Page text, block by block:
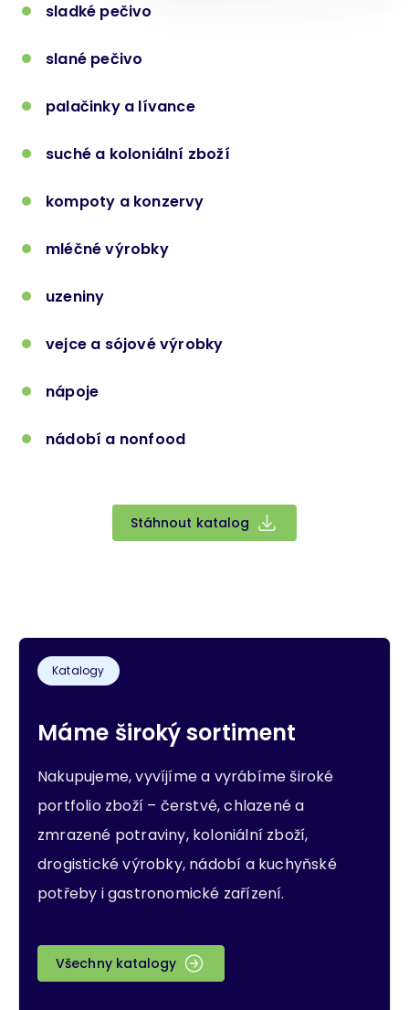
sladké pečivo
slané pečivo
palačinky a lívance
suché a koloniální zboží
kompoty a konzervy
mléčné výrobky
uzeniny
vejce a sójové výrobky
nápoje
nádobí a nonfood
Stáhnout katalog
Katalogy
Máme široký sortiment
Nakupujeme, vyvíjíme a vyrábíme široké
portfolio zboží – čerstvé, chlazené a
zmrazené potraviny, koloniální zboží,
drogistické výrobky, nádobí a kuchyňské
potřeby i gastronomické zařízení.
Všechny katalogy